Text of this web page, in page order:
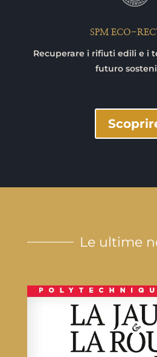
SPM ECO-
Recuperare i rifiuti edili e i
futuro
Le ultime